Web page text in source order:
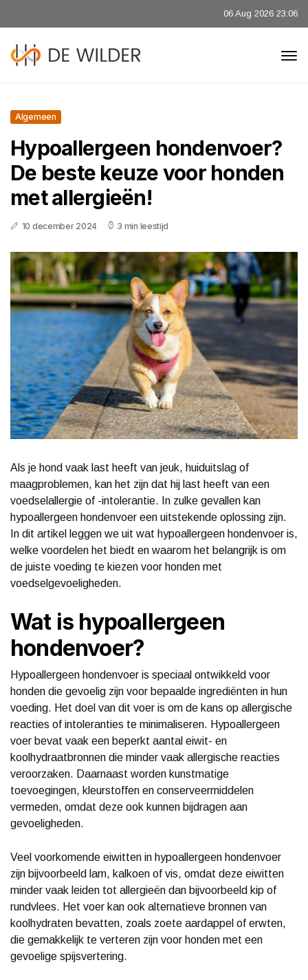
06 Aug 2026 23:06
Algemeen
Hypoallergeen hondenvoer?
De beste keuze voor honden
met allergieën!
10 december 2024 3 min leestijd
Als je hond vaak last heeft van jeuk, huiduitslag of
maagproblemen, kan het zijn dat hij last heeft van een
voedselallergie of -intolerantie. In zulke gevallen kan
hypoallergeen hondenvoer een uitstekende oplossing zijn.
In dit artikel leggen we uit wat hypoallergeen hondenvoer is,
welke voordelen het biedt en waarom het belangrijk is om
de juiste voeding te kiezen voor honden met
voedselgevoeligheden.
Wat is hypoallergeen
hondenvoer?
Hypoallergeen hondenvoer is speciaal ontwikkeld voor
honden die gevoelig zijn voor bepaalde ingrediënten in hun
voeding. Het doel van dit voer is om de kans op allergische
reacties of intoleranties te minimaliseren. Hypoallergeen
voer bevat vaak een beperkt aantal eiwit- en
koolhydraatbronnen die minder vaak allergische reacties
veroorzaken. Daarnaast worden kunstmatige
toevoegingen, kleurstoffen en conserveermiddelen
vermeden, omdat deze ook kunnen bijdragen aan
gevoeligheden.
Veel voorkomende eiwitten in hypoallergeen hondenvoer
zijn bijvoorbeeld lam, kalkoen of vis, omdat deze eiwitten
minder vaak leiden tot allergieën dan bijvoorbeeld kip of
rundvlees. Het voer kan ook alternatieve bronnen van
koolhydraten bevatten, zoals zoete aardappel of erwten,
die gemakkelijk te verteren zijn voor honden met een
gevoelige spijsvertering.